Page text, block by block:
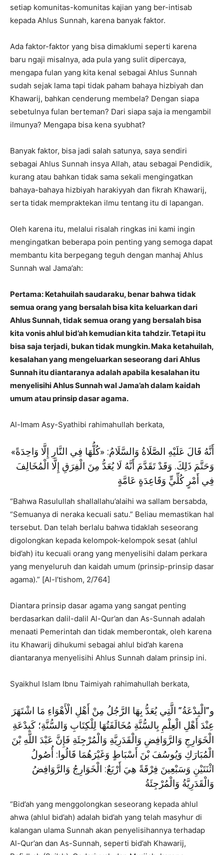
setiap komunitas-komunitas kajian yang ber-intisab
kepada Ahlus Sunnah, karena banyak faktor.
Ada faktor-faktor yang bisa dimaklumi seperti karena
baru ngaji misalnya, ada pula yang sulit dipercaya,
mengapa fulan yang kita kenal sebagai Ahlus Sunnah
sudah sejak lama tapi tidak paham bahaya hizbiyah dan
Khawarij, bahkan cenderung membela? Dengan siapa
sebetulnya fulan berteman? Dari siapa saja ia mengambil
ilmunya? Mengapa bisa kena syubhat?
Banyak faktor, bisa jadi salah satunya, saya sendiri
sebagai Ahlus Sunnah insya Allah, atau sebagai Pendidik,
kurang atau bahkan tidak sama sekali mengingatkan
bahaya-bahaya hizbiyah harakiyyah dan fikrah Khawarij,
serta tidak mempraktekan ilmu tentang itu di lapangan.
Oleh karena itu, melalui risalah ringkas ini kami ingin
mengingatkan beberapa poin penting yang semoga dapat
membantu kita berpegang teguh dengan manhaj Ahlus
Sunnah wal Jama’ah:
Pertama: Ketahuilah saudaraku, benar bahwa tidak
semua orang yang bersalah bisa kita keluarkan dari
Ahlus Sunnah, tidak semua orang yang bersalah bisa
kita vonis ahlul bid’ah kemudian kita tahdzir. Tetapi itu
bisa saja terjadi, bukan tidak mungkin. Maka ketahuilah,
kesalahan yang mengeluarkan seseorang dari Ahlus
Sunnah itu diantaranya adalah apabila kesalahan itu
menyelisihi Ahlus Sunnah wal Jama’ah dalam kaidah
umum atau prinsip dasar agama.
Al-Imam Asy-Syathibi rahimahullah berkata,
أَنَّهُ قَالَ عَلَيْهِ الصَّلَاةُ وَالسَّلَامُ: «كُلُّهَا فِي النَّارِ إِلَّا وَاحِدَةً»
وَحَتَّمَ ذَلِكَ. وَقَدْ تَقَدَّمَ أَنَّهُ لَا يُعَدُّ مِنَ الْفِرَقِ إِلَّا الْمُخَالِفَ
فِي أَمْرٍ كُلِّيٍّ وَقَاعِدَةٍ عَامَّةٍ
“Bahwa Rasulullah shallallahu’alaihi wa sallam bersabda,
“Semuanya di neraka kecuali satu.” Beliau memastikan hal
tersebut. Dan telah berlalu bahwa tidaklah seseorang
digolongkan kepada kelompok-kelompok sesat (ahlul
bid’ah) itu kecuali orang yang menyelisihi dalam perkara
yang menyeluruh dan kaidah umum (prinsip-prinsip dasar
agama).” [Al-I’tishom, 2/764]
Diantara prinsip dasar agama yang sangat penting
berdasarkan dalil-dalil Al-Qur’an dan As-Sunnah adalah
menaati Pemerintah dan tidak memberontak, oleh karena
itu Khawarij dihukumi sebagai ahlul bid’ah karena
diantaranya menyelisihi Ahlus Sunnah dalam prinsip ini.
Syaikhul Islam Ibnu Taimiyah rahimahullah berkata,
و”الْبِدْعَةُ” الَّتِي يُعَدُّ بِهَا الرَّجُلُ مِنْ أَهْلِ الْأَهْوَاءِ مَا اشْتَهَرَ
عِنْدَ أَهْلِ الْعِلْمِ بِالسُّنَّةِ مُخَالَفَتُهَا لِلْكِتَابِ وَالسُّنَّةِ؛ كَبِدْعَةِ
الْخَوَارِجِ وَالرَّوَافِضِ وَالْقَدَرِيَّةِ وَالْمُرْجِئَةِ فَإِنَّ عَبْدَ اللَّهِ بْنَ
الْمُبَارَكِ وَيُوسُفَ بْنَ أَسْبَاطٍ وَغَيْرَهُمَا قَالُوا: أُصُولُ
اثْنَتَيْنِ وَسَبْعِينَ فِرْقَةً هِيَ أَرْبَعٌ: الْخَوَارِجُ وَالرَّوَافِضُ
وَالْقَدَرِيَّةُ وَالْمُرْجِئَةُ
“Bid’ah yang menggolongkan seseorang kepada ahlul
ahwa (ahlul bid’ah) adalah bid’ah yang telah masyhur di
kalangan ulama Sunnah akan penyelisihannya terhadap
Al-Qur’an dan As-Sunnah, seperti bid’ah Khawarij,